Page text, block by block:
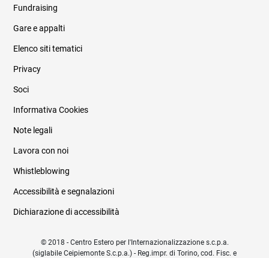
Informazioni legali e trasparenza
Fundraising
Gare e appalti
Elenco siti tematici
Privacy
Soci
Informativa Cookies
Note legali
Lavora con noi
Whistleblowing
Accessibilità e segnalazioni
Dichiarazione di accessibilità
© 2018 - Centro Estero per l'Internazionalizzazione s.c.p.a.
(siglabile Ceipiemonte S.c.p.a.) - Reg.impr. di Torino, cod. Fisc. e